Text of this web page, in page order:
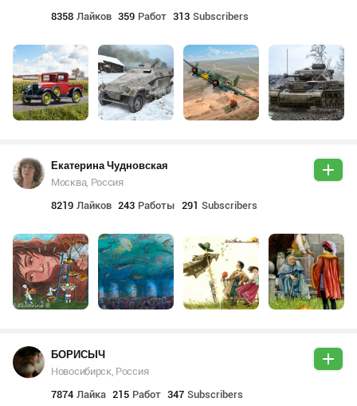
8358 Лайков 359 Работ 313 Subscribers
Екатерина Чудновская
Москва, Россия
8219 Лайков 243 Работы 291 Subscribers
БОРИСЫЧ
Новосибирск, Россия
7874 Лайка 215 Работ 347 Subscribers